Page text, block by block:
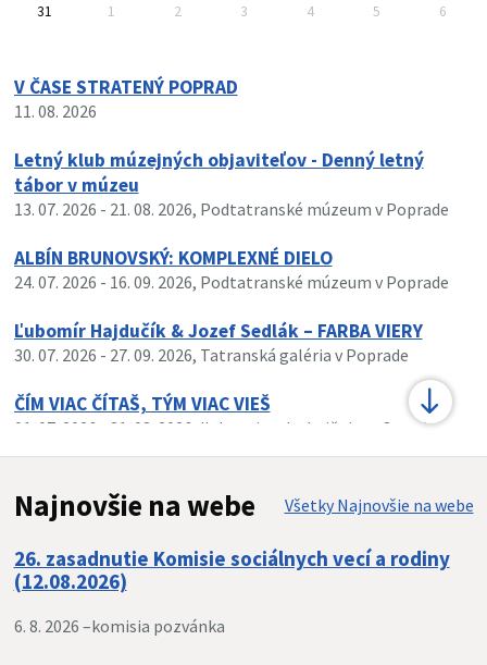
31 1 2 3 4 5 6
V ČASE STRATENÝ POPRAD
11. 08. 2026
Letný klub múzejných objaviteľov - Denný letný
tábor v múzeu
13. 07. 2026 - 21. 08. 2026, Podtatranské múzeum v Poprade
ALBÍN BRUNOVSKÝ: KOMPLEXNÉ DIELO
24. 07. 2026 - 16. 09. 2026, Podtatranské múzeum v Poprade
Ľubomír Hajdučík & Jozef Sedlák – FARBA VIERY
30. 07. 2026 - 27. 09. 2026, Tatranská galéria v Poprade
ČÍM VIAC ČÍTAŠ, TÝM VIAC VIEŠ
01. 07. 2026 - 31. 08. 2026 , Ľubovnianska knižnica v Starej
Najnovšie na webe Všetky Najnovšie na webe
26. zasadnutie Komisie sociálnych vecí a rodiny
(12.08.2026)
6. 8. 2026 –komisia pozvánka